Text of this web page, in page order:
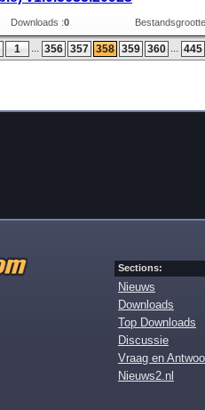
Downloads :0
1 ... 356 357 358 359 360 ... 445
Sections:
Nieuws
Downloads
Top Downloads
Discussie
Vraag en
Nieuws2.nl